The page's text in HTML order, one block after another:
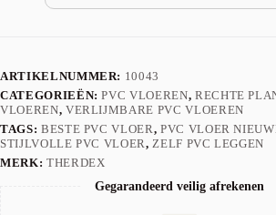
ARTIKELNUMMER: 10043
CATEGORIEËN:PVC VLOEREN, RECHTE
VLOEREN, VERLIJMBARE PVC VLOEREN
TAGS: BESTE PVC VLOER, PVC VLOER
STIJLVOLLE PVC VLOER, ZELF PVC LEGGEN
MERK: THERDEX
Gegarandeerd veilig afrekenen